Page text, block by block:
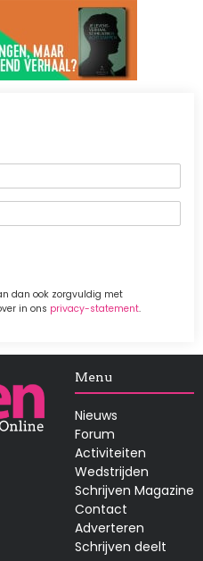
dan ook zorgvuldig met
in ons privacy-statement.
Menu
Nieuws
Forum
Activiteiten
Wedstrijden
Schrijven Magazine
Contact
Adverteren
Schrijven deelt